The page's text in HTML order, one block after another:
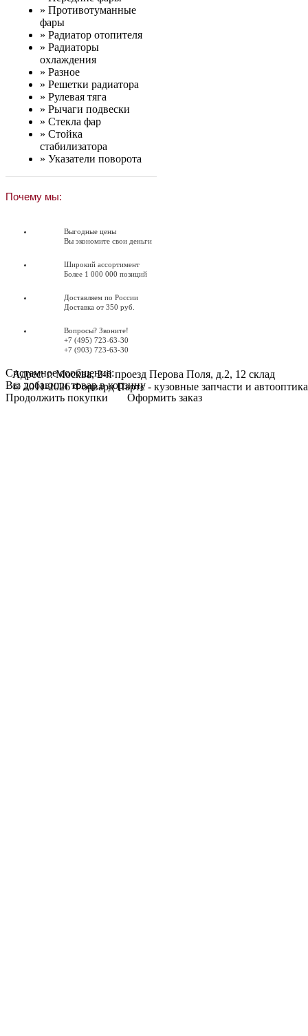
» Противотуманные
фары
» Радиатор отопителя
» Радиаторы
охлаждения
» Разное
» Решетки радиатора
» Рулевая тяга
» Рычаги подвески
» Стекла фар
» Стойка
стабилизатора
» Указатели поворота
Почему мы:
Выгодные цены
Вы экономите свои деньги
Широкий ассортимент
Более 1 000 000 позиций
Доставляем по России
Доставка от 350 руб.
Вопросы? Звоните!
+7 (495) 723-63-30
+7 (903) 723-63-30
Адрес: г. Москва, 2-й проезд Перова Поля, д.2, 12 склад
© 2011-2026 Форвард Партс - кузовные запчасти и
Системное сообщение:
Вы добавили товар в корзину
Продолжить покупки
Оформить заказ